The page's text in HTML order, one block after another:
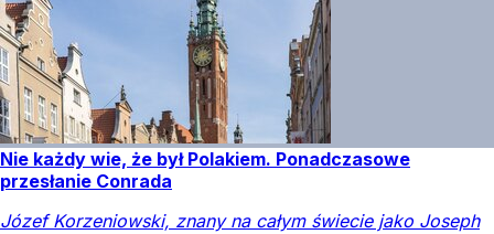
Nie każdy wie, że był Polakiem. Ponadczasowe
przesłanie Conrada
Józef Korzeniowski, znany na całym świecie jako Joseph